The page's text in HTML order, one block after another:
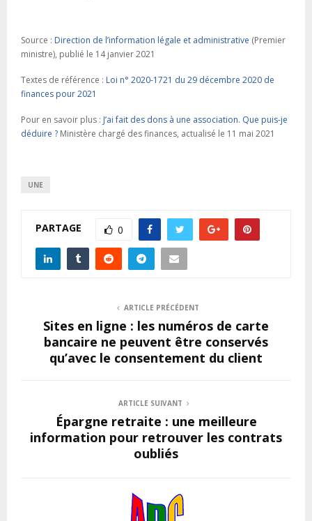
Source : Direction de l’information légale et administrative (Premier
ministre), publié le 14 janvier 2021
Textes de référence : Loi n° 2020-1721 du 29 décembre 2020 de
finances pour 2021
Pour en savoir plus : J’ai fait des dons à une association. Que puis-je
déduire ? Ministère chargé des finances, actualisé le 11 mai 2021
UNE
PARTAGE 0
ARTICLE PRÉCÉDENT
Sites en ligne : les numéros de carte
bancaire ne peuvent être conservés
qu’avec le consentement du client
ARTICLE SUIVANT
Épargne retraite : une meilleure
information pour retrouver les contrats
oubliés